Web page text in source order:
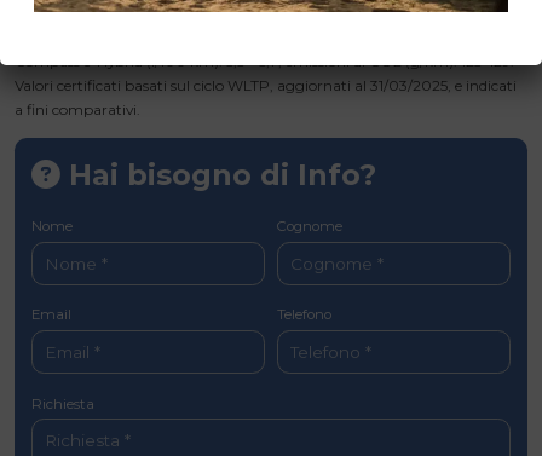
Promozionali. Caratteristiche/colori possono differire. Immagini vetture
Compass e-Hybrid (l/100 km): 5,5 – 5,7; emissioni di CO2 (g/km): 123-129.
Valori certificati basati sul ciclo WLTP, aggiornati al 31/03/2025, e indicati
a fini comparativi.
Hai bisogno di Info?
Nome Cognome
Email Telefono
Richiesta